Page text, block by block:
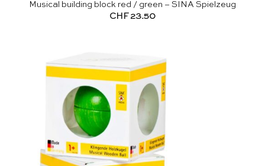
Musical building block red / green – SINA Spielzeug
CHF23.50